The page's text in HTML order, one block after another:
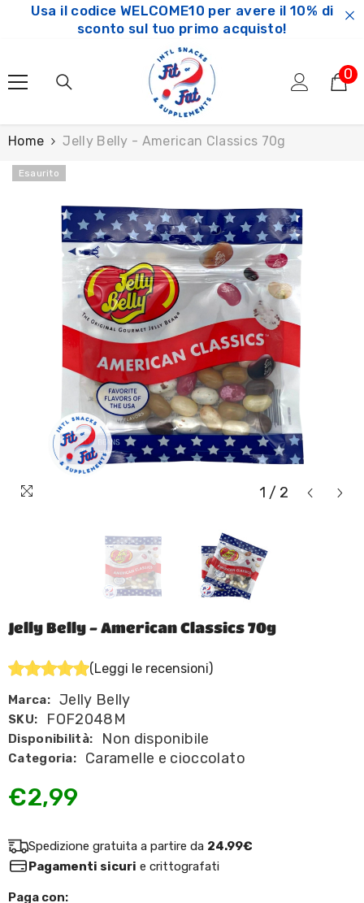
SKIP TO CONTENT
Usa il codice WELCOME10 per avere il 10% di
sconto sul tuo primo acquisto!
00
Home Jelly Belly - American Classics 70g
Esaurito
1 / 2
Jelly Belly - American Classics 70g
(Leggi le recensioni)
Marca: Jelly Belly
SKU: FOF2048M
Disponibilità: Non disponibile
Categoria: Caramelle e cioccolato
€2,99
Spedizione gratuita a partire da 24.99€
Pagamenti sicuri e crittografati
Paga con: